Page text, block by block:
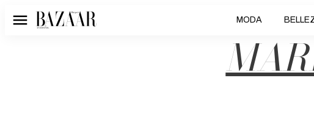
Menú MODA